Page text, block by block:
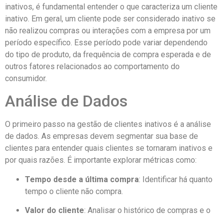
inativos, é fundamental entender o que caracteriza um cliente
inativo. Em geral, um cliente pode ser considerado inativo se
não realizou compras ou interações com a empresa por um
período específico. Esse período pode variar dependendo
do tipo de produto, da frequência de compra esperada e de
outros fatores relacionados ao comportamento do
consumidor.
Análise de Dados
O primeiro passo na gestão de clientes inativos é a análise
de dados. As empresas devem segmentar sua base de
clientes para entender quais clientes se tornaram inativos e
por quais razões. É importante explorar métricas como:
Tempo desde a última compra: Identificar há quanto
tempo o cliente não compra.
Valor do cliente: Analisar o histórico de compras e o